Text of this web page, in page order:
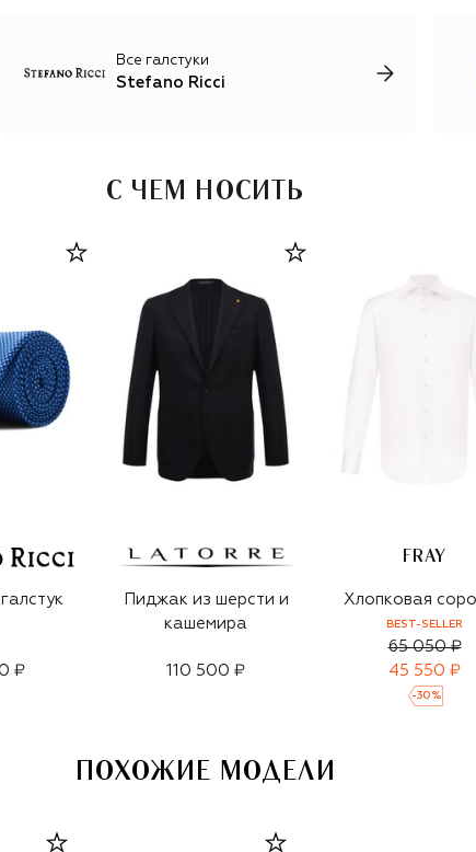
Все галстуки
Stefano Ricci
С ЧЕМ НОСИТЬ
₽
Пиджак из шерсти и
кашемира
110 500 ₽
FRAY
Хлопковая
BEST-SELLER
65 050 ₽
45 550 ₽
-30 %
ПОХОЖИЕ МОДЕЛИ